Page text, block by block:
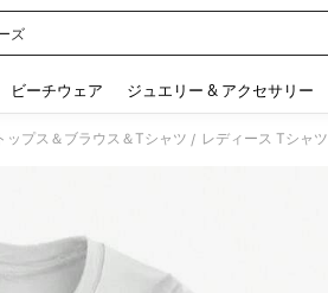
ズ
ビーチウェア ジュエリー & アクセサリー
ップス＆ブラウス＆Tシャツ / レディース Tシャツ